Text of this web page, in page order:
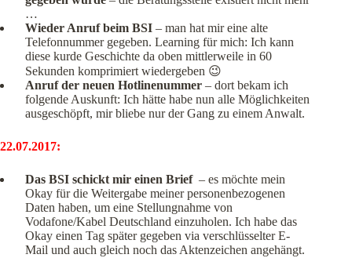
…
Wieder Anruf beim BSI – man hat mir eine alte
Telefonnummer gegeben. Learning für mich: Ich kann
diese kurde Geschichte da oben mittlerweile in 60
Sekunden komprimiert wiedergeben 😉
Anruf der neuen Hotlinenummer – dort bekam ich
folgende Auskunft: Ich hätte habe nun alle Möglichkeiten
ausgeschöpft, mir bliebe nur der Gang zu einem Anwalt.
22.07.2017:
Das BSI schickt mir einen Brief– es möchte mein
Okay für die Weitergabe meiner personenbezogenen
Daten haben, um eine Stellungnahme von
Vodafone/Kabel Deutschland einzuholen. Ich habe das
Okay einen Tag später gegeben via verschlüsselter E-
Mail und auch gleich noch das Aktenzeichen angehängt.